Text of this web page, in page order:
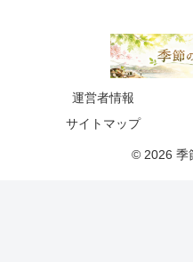
運営者情報
サイトマップ
© 2026 季